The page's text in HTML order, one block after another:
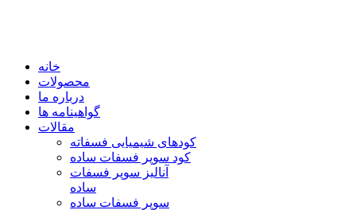
خانه
محصولات
درباره ما
گواهینامه ها
مقالات
کودهای شیمیایی فسفاته
کود سوپر فسفات ساده
آنالیز سوپر فسفات
ساده
سوپر فسفات ساده